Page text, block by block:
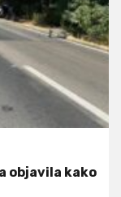
objavila kako